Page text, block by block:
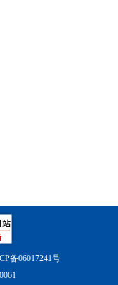
备06017241号